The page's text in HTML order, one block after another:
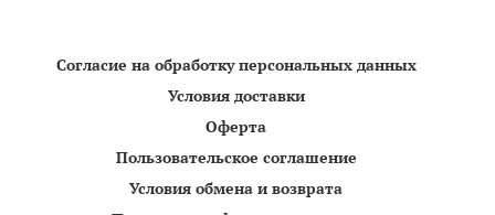
Согласие на обработку персональных данных
Условия доставки
Оферта
Пользовательское соглашение
Условия обмена и возврата